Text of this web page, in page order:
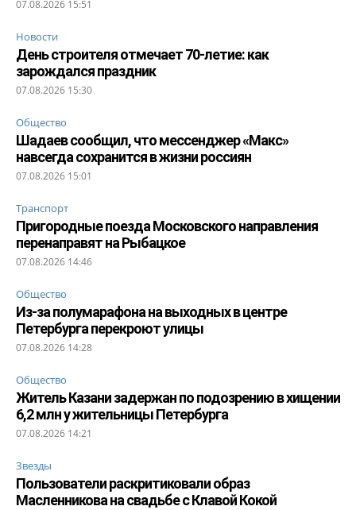
07.08.2026 15:51
Новости
День строителя отмечает 70-летие: как
зарождался праздник
07.08.2026 15:30
Общество
Шадаев сообщил, что мессенджер «Макс»
навсегда сохранится в жизни россиян
07.08.2026 15:01
Транспорт
Пригородные поезда Московского направления
перенаправят на Рыбацкое
07.08.2026 14:46
Общество
Из-за полумарафона на выходных в центре
Петербурга перекроют улицы
07.08.2026 14:28
Общество
Житель Казани задержан по подозрению в хищении
6,2 млн у жительницы Петербурга
07.08.2026 14:21
Звезды
Пользователи раскритиковали образ
Масленникова на свадьбе с Клавой Кокой